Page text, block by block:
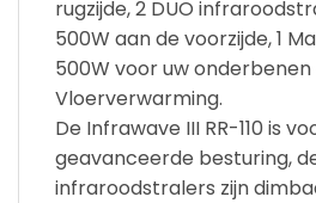
rugzijde, 2 DUO
500W aan de voorzijde, 1
500W voor uw onderbenen
Vloerverwarming.
De Infrawave III RR-110 is
geavanceerde besturing,
infraroodstralers zijn